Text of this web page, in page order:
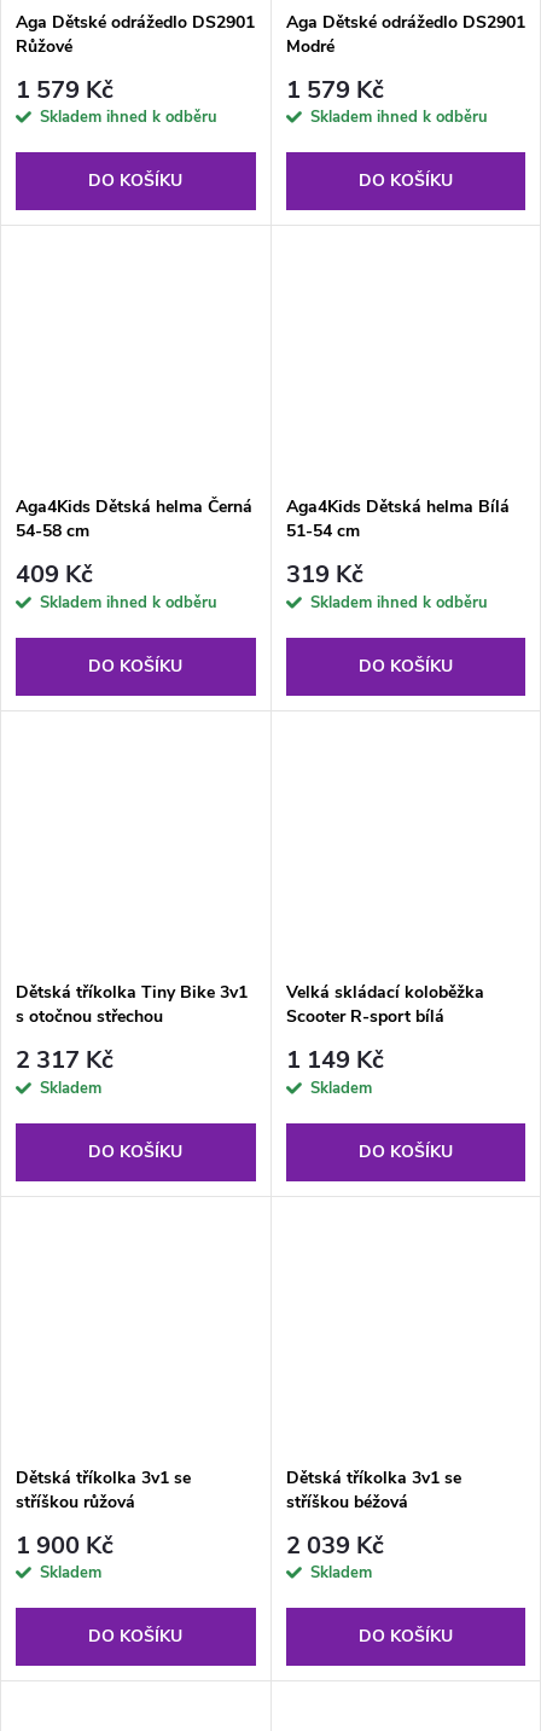
Aga Dětské odrážedlo DS2901
Růžové
1 579 Kč
Skladem ihned k odběru
DO KOŠÍKU
Aga Dětské odrážedlo DS2901
Modré
1 579 Kč
Skladem ihned k odběru
DO KOŠÍKU
Aga4Kids Dětská helma Černá
54-58 cm
409 Kč
Skladem ihned k odběru
DO KOŠÍKU
Aga4Kids Dětská helma Bílá
51-54 cm
319 Kč
Skladem ihned k odběru
DO KOŠÍKU
Dětská tříkolka Tiny Bike 3v1
s otočnou střechou
2 317 Kč
Skladem
DO KOŠÍKU
Velká skládací koloběžka
Scooter R-sport bílá
1 149 Kč
Skladem
DO KOŠÍKU
Dětská tříkolka 3v1 se
stříškou růžová
1 900 Kč
Skladem
DO KOŠÍKU
Dětská tříkolka 3v1 se
stříškou béžová
2 039 Kč
Skladem
DO KOŠÍKU